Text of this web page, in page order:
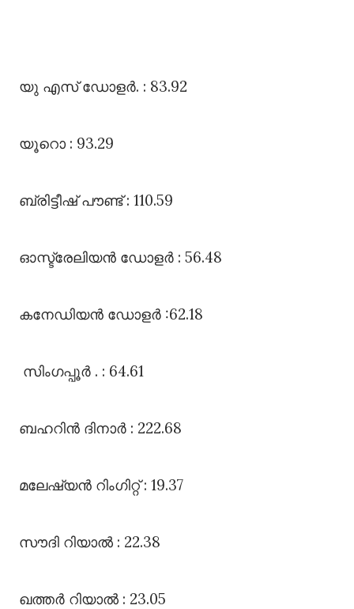
യു എസ്‌ ഡോളർ. : 83.92
യൂറൊ : 93.29
ബ്രിട്ടീഷ്‌ പൗണ്ട്‌ : 110.59
ഓസ്ട്രേലിയൻ ഡോളർ : 56.48
കനേഡിയൻ ഡോളർ :62.18
സിംഗപ്പൂർ . : 64.61
ബഹറിൻ ദിനാർ : 222.68
മലേഷ്യൻ റിംഗിറ്റ്‌ : 19.37
സൗദി റിയാൽ : 22.38
ഖത്തർ റിയാൽ : 23.05